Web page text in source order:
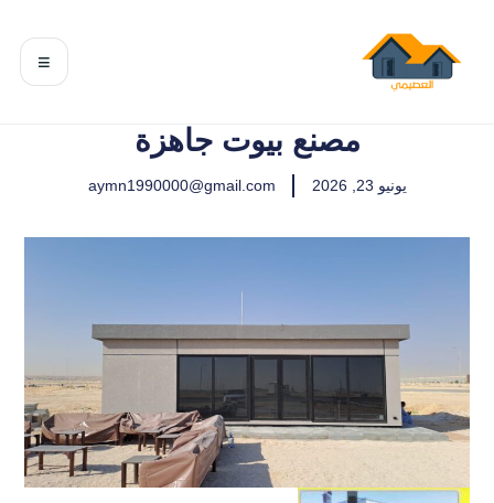
≡
مصنع بيوت جاهزة
يونيو 23, 2026 aymn1990000@gmail.com